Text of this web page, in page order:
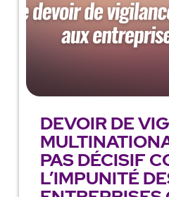
DEVOIR DE
PAS DÉCISIF
L’IMPUNITÉ